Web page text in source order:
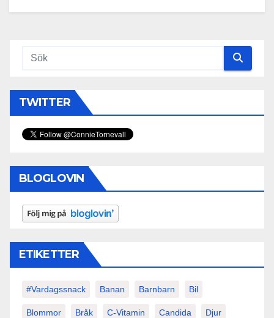
TWITTER
BLOGLOVIN
ETIKETTER
#vardagssnack Banan Barnbarn Bil
Blommor Bråk C-Vitamin Candida Djur